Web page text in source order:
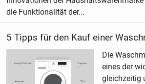
die Funktionalität der...
5 Tipps für den Kauf einer
Die
eines der
gleichzeitig